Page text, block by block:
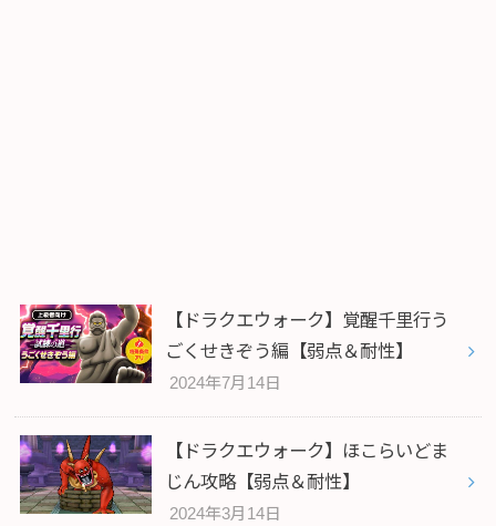
【ドラクエウォーク】覚醒千里行う
ごくせきぞう編【弱点＆耐性】
2024年7月14日
【ドラクエウォーク】ほこらいどま
じん攻略【弱点＆耐性】
2024年3月14日